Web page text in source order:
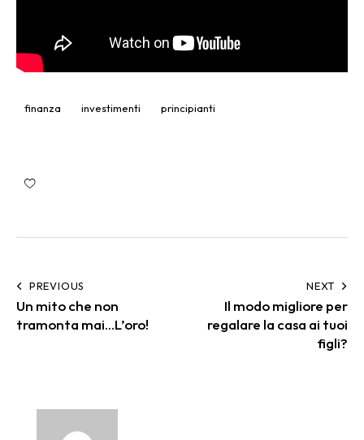
finanza investimenti principianti
PREVIOUS
Un mito che non
tramonta mai…L’oro!
NEXT
Il modo migliore per
regalare la casa ai tuoi
figli?